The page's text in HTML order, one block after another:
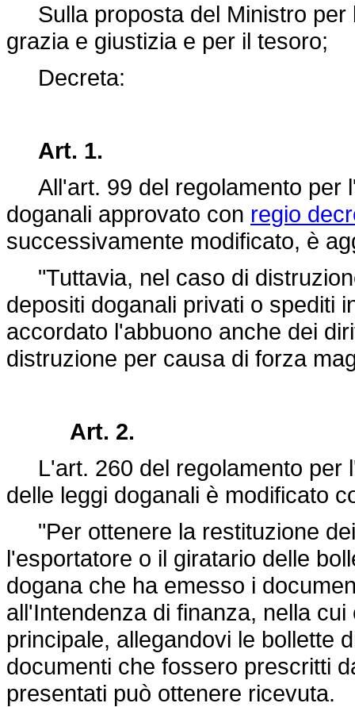
Sulla proposta del Ministro per
grazia e giustizia e per il tesoro;
Decreta:
Art. 1.
All'art. 99 del regolamento per
doganali approvato con regio
successivamente modificato, è
"Tuttavia, nel caso di
depositi doganali privati o spediti
accordato l'abbuono anche dei
distruzione per causa di forza
Art. 2.
L'art. 260 del regolamento per
delle leggi doganali è modificato
"Per ottenere la restituzione
l'esportatore o il giratario delle
dogana che ha emesso i
all'Intendenza di finanza, nella
principale, allegandovi le bollette
documenti che fossero prescritti
presentati può ottenere ricevuta.